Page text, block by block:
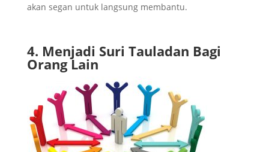
akan segan untuk langsung membantu.
4. Menjadi Suri Tauladan Bagi
Orang Lain